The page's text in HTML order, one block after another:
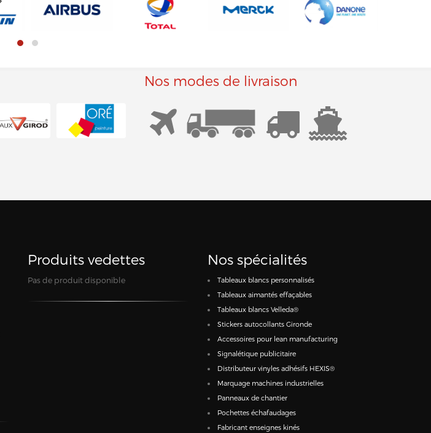
Nos modes de livraison
Produits vedettes
Pas de produit disponible
Nos spécialités
Tableaux blancs personnalisés
Tableaux aimantés effaçables
Tableaux blancs Velleda®
Stickers autocollants Gironde
Accessoires pour lean manufacturing
Signalétique publicitaire
Distributeur vinyles adhésifs HEXIS®
Marquage machines industrielles
Panneaux de chantier
Pochettes échafaudages
Fabricant enseignes kinés